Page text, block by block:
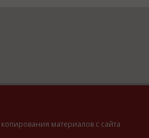
материалов с сайта